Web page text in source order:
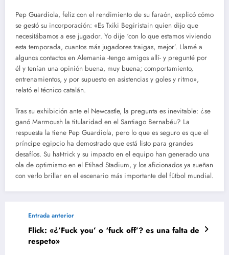
Pep Guardiola, feliz con el rendimiento de su faraón, explicó cómo
se gestó su incorporación: «Es Txiki Begiristain quien dijo que
necesitábamos a ese jugador. Yo dije ‘con lo que estamos viviendo
esta temporada, cuantos más jugadores traigas, mejor’. Llamé a
algunos contactos en Alemania -tengo amigos allí- y pregunté por
él y tenían una opinión buena, muy buena; comportamiento,
entrenamientos, y por supuesto en asistencias y goles y ritmo»,
relató el técnico catalán.
Tras su exhibición ante el Newcastle, la pregunta es inevitable: ¿se
ganó Marmoush la titularidad en el Santiago Bernabéu? La
respuesta la tiene Pep Guardiola, pero lo que es seguro es que el
príncipe egipcio ha demostrado que está listo para grandes
desafíos. Su hat-trick y su impacto en el equipo han generado una
ola de optimismo en el Etihad Stadium, y los aficionados ya sueñan
con verlo brillar en el escenario más importante del fútbol mundial.
Entrada anterior
Flick: «¿’Fuck you’ o ‘fuck off’? es una falta de
respeto»